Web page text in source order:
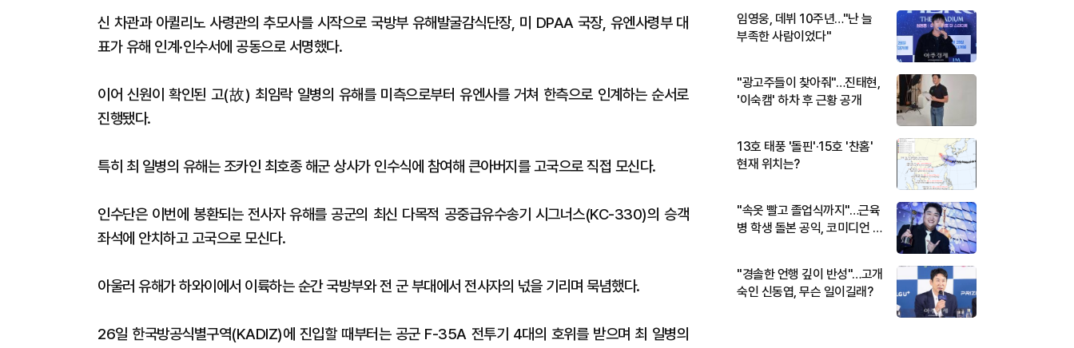
신 차관과 아퀼리노 사령관의 추모사를 시작으로 국방부 유해발굴감식단장, 미 DPAA 국장, 유엔사령부 대
표가 유해 인계·인수서에 공동으로 서명했다.
이어 신원이 확인된 고(故) 최임락 일병의 유해를 미측으로부터 유엔사를 거쳐 한측으로 인계하는 순서로
진행됐다.
특히 최 일병의 유해는 조카인 최호종 해군 상사가 인수식에 참여해 큰아버지를 고국으로 직접 모신다.
인수단은 이번에 봉환되는 전사자 유해를 공군의 최신 다목적 공중급유수송기 시그너스(KC-330)의 승객
좌석에 안치하고 고국으로 모신다.
아울러 유해가 하와이에서 이륙하는 순간 국방부와 전 군 부대에서 전사자의 넋을 기리며 묵념했다.
26일 한국방공식별구역(KADIZ)에 진입할 때부터는 공군 F-35A 전투기 4대의 호위를 받으며 최 일병의
임영웅, 데뷔 10주년…"난 늘
부족한 사람이었다"
"광고주들이 찾아줘"…진태현,
'이숙캠' 하차 후 근황 공개
13호 태풍 '돌핀'·15호 '찬홈'
현재 위치는?
"속옷 빨고 졸업식까지"…근육
병 학생 돌본 공익, 코미디언 김
"경솔한 언행 깊이 반성"…고개
숙인 신동엽, 무슨 일이길래?